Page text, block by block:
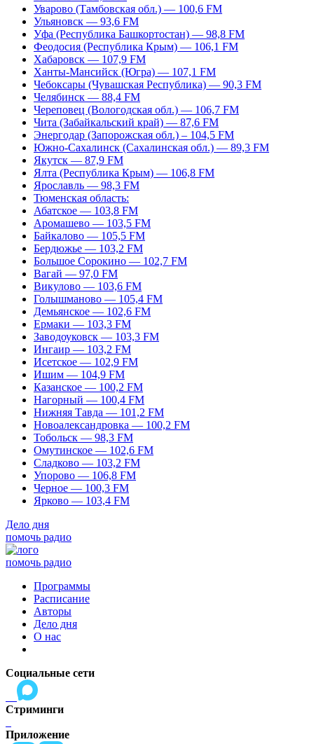
Уварово (Тамбовская обл.) — 100,6 FM
Ульяновск — 93,6 FM
Уфа (Республика Башкортостан) — 98,8 FM
Феодосия (Республика Крым) — 106,1 FM
Хабаровск — 107,9 FM
Ханты-Мансийск (Югра) — 107,1 FM
Чебоксары (Чувашская Республика) — 90,3 FM
Челябинск — 88,4 FM
Череповец (Вологодская обл.) — 106,7 FM
Чита (Забайкальский край) — 87,6 FM
Энергодар (Запорожская обл.) – 104,5 FM
Южно-Сахалинск (Сахалинская обл.) — 89,3 FM
Якутск — 87,9 FM
Ялта (Республика Крым) — 106,8 FM
Ярославль — 98,3 FM
Тюменская область:
Абатское — 103,8 FM
Аромашево — 103,5 FM
Байкалово — 105,5 FM
Бердюжье — 103,2 FM
Большое Сорокино — 102,7 FM
Вагай — 97,0 FM
Викулово — 103,6 FM
Голышманово — 105,4 FM
Демьянское — 102,6 FM
Ермаки — 103,3 FM
Заводоуковск — 103,3 FM
Ингаир — 103,2 FM
Исетское — 102,9 FM
Ишим — 104,9 FM
Казанское — 100,2 FM
Нагорный — 100,4 FM
Нижняя Тавда — 101,2 FM
Новоалександровка — 100,2 FM
Тобольск — 98,3 FM
Омутинское — 102,6 FM
Сладково — 103,2 FM
Упорово — 106,8 FM
Черное — 100,3 FM
Ярково — 103,4 FM
Дело дня
помочь радио
помочь радио
Программы
Расписание
Авторы
Дело дня
О нас
Социальные сети
Стриминги
Приложение